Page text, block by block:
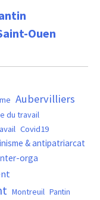
Ouen
Aubervilliers
du travail
Covid19
& antipatriarcat
orga
Montreuil Pantin